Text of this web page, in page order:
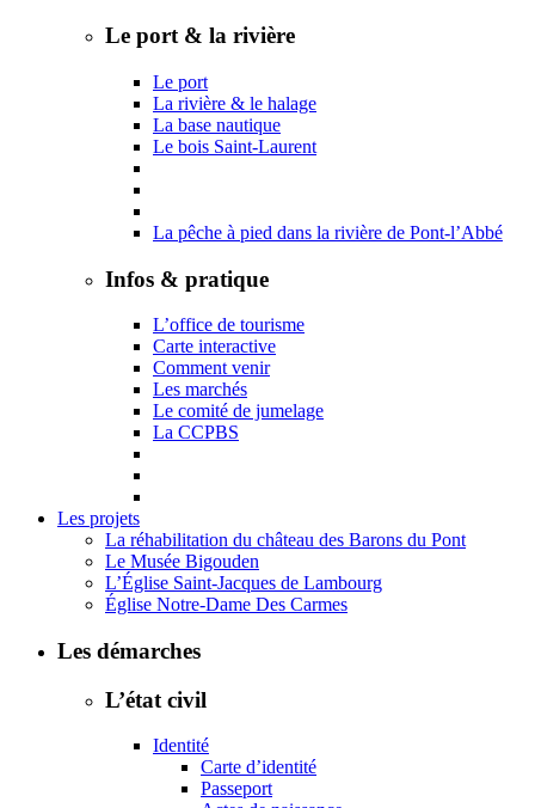
Le port & la rivière
Le port
La rivière & le halage
La base nautique
Le bois Saint-Laurent
La pêche à pied dans la rivière de Pont-l’Abbé
Infos & pratique
L’office de tourisme
Carte interactive
Comment venir
Les marchés
Le comité de jumelage
La CCPBS
Les projets
La réhabilitation du château des Barons du Pont
Le Musée Bigouden
L’Église Saint-Jacques de Lambourg
Église Notre-Dame Des Carmes
Les démarches
L’état civil
Identité
Carte d’identité
Passeport